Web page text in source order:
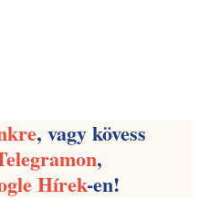
, vagy kövess
,
Hírek-en!